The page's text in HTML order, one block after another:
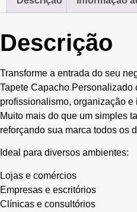
Descrição
Transforme a entrada do seu
Tapete Capacho Personalizado
profissionalismo, organização
Muito mais do que um simples
reforçando sua marca todos os
Ideal para diversos ambientes:
Lojas e comércios
Empresas e escritórios
Clínicas e consultórios